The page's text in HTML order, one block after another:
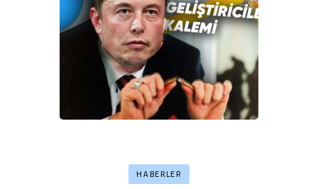
HABERLER